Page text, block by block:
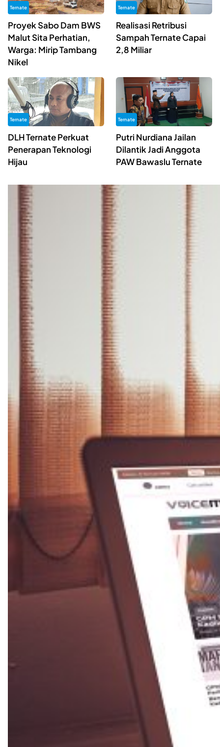
Ternate
Proyek Sabo Dam BWS
Malut Sita Perhatian,
Warga: Mirip Tambang
Nikel
Ternate
Realisasi Retribusi
Sampah Ternate Capai
2,8 Miliar
Ternate
DLH Ternate Perkuat
Penerapan Teknologi
Hijau
Ternate
Putri Nurdiana Jailan
Dilantik Jadi Anggota
PAW Bawaslu Ternate